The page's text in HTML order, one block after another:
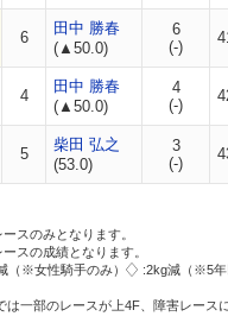
6
田中 勝春
(▲50.0)
6
(-)
4
田中 勝春
(▲50.0)
4
(-)
5
柴田 弘之
(53.0)
3
(-)
スのみとなります。
スの成績となります。
（※女性騎手のみ）
:2kg減（※5年
一部のレースが上4F、障害レース